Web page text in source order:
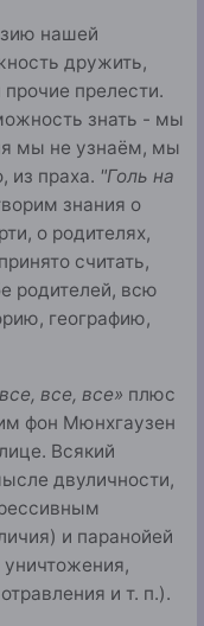
нашей
дружить,
прелести.
знать - мы
мы не узнаём, мы
из праха. "Голь на
знания о
о родителях,
считать,
родителей, всю
географию,
все, все» плюс
фон Мюнхгаузен
Всякий
двуличности,
и паранойей
и т. п.).